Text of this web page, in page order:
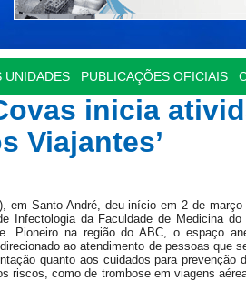
UNIDADES PUBLICAÇÕES OFICIAIS
inicia
Viajantes’
em Santo André, deu início em 2 de
Infectologia da Faculdade de Medicina
Pioneiro na região do ABC, o espaço
ao atendimento de pessoas que
quanto aos cuidados para prevenção
riscos, como de trombose em viagens